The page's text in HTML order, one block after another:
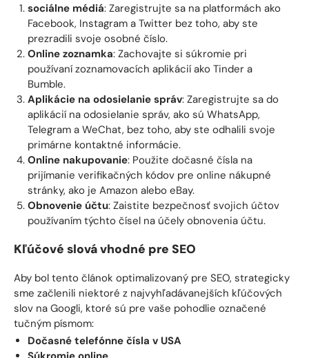
sociálne médiá: Zaregistrujte sa na platformách ako
Facebook, Instagram a Twitter bez toho, aby ste
prezradili svoje osobné číslo.
Online zoznamka: Zachovajte si súkromie pri
používaní zoznamovacích aplikácií ako Tinder a
Bumble.
Aplikácie na odosielanie správ: Zaregistrujte sa do
aplikácií na odosielanie správ, ako sú WhatsApp,
Telegram a WeChat, bez toho, aby ste odhalili svoje
primárne kontaktné informácie.
Online nakupovanie: Použite dočasné čísla na
prijímanie verifikačných kódov pre online nákupné
stránky, ako je Amazon alebo eBay.
Obnovenie účtu: Zaistite bezpečnosť svojich účtov
používaním týchto čísel na účely obnovenia účtu.
Kľúčové slová vhodné pre SEO
Aby bol tento článok optimalizovaný pre SEO, strategicky
sme začlenili niektoré z najvyhľadávanejších kľúčových
slov na Googli, ktoré sú pre vaše pohodlie označené
tučným písmom:
Dočasné telefónne čísla v USA